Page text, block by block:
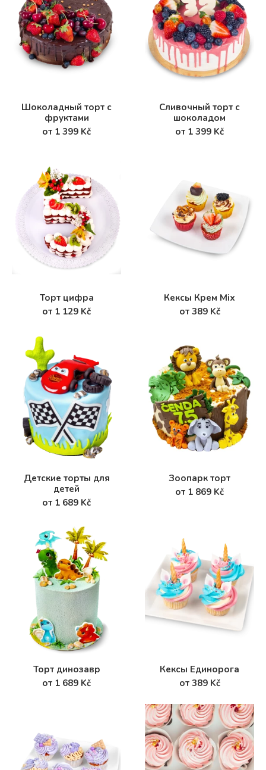
Шоколадный торт с
фруктами
от 1 399 Kč
Сливочный торт с
шоколадом
от 1 399 Kč
Торт цифра
от 1 129 Kč
Кексы Крем Mix
от 389 Kč
Детские торты для
детей
от 1 689 Kč
Зоопарк торт
от 1 869 Kč
Торт динозавр
от 1 689 Kč
Кексы Единорога
от 389 Kč